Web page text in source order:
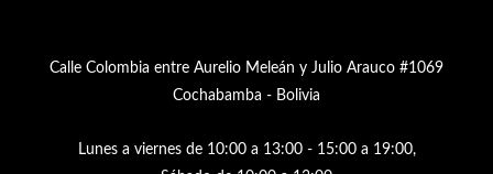
Calle Colombia entre Aurelio Meleán y Julio Arauco #1069
Cochabamba - Bolivia
Lunes a viernes de 10:00 a 13:00 - 15:00 a 19:00,